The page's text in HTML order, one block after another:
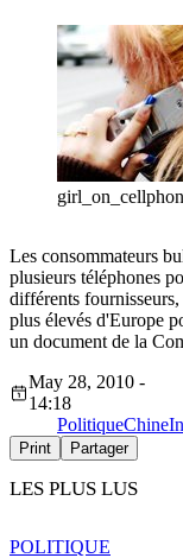
Les consommateurs
plusieurs téléphones
différents
plus élevés d'Europe
un document de la
May 28, 2010 -
14:18
PolitiqueChine
Print Partager
LES PLUS LUS
POLITIQUE